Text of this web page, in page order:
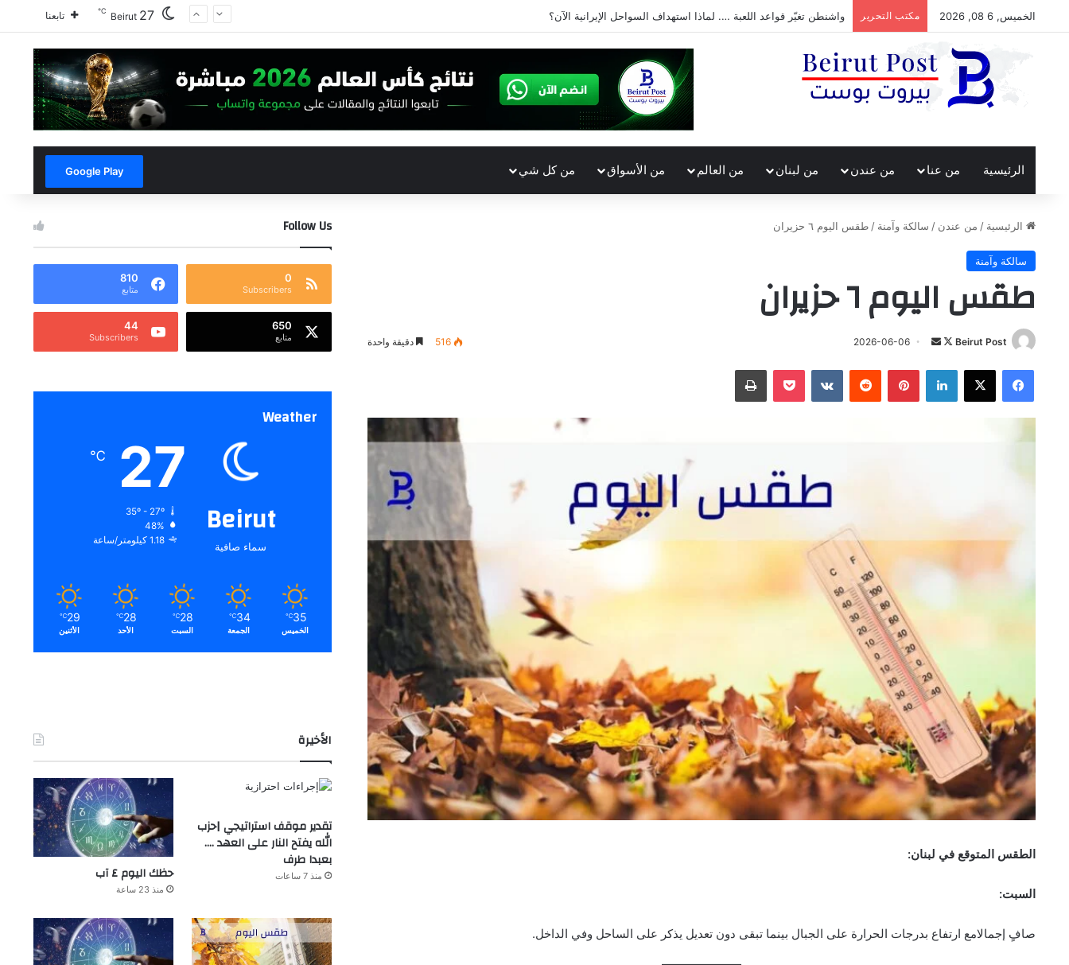
الخميس, 6 08, 2026 مكتب التحرير واشنطن تغيّر قواعد اللعبة …. لماذا استهداف السواحل الإيرانية الآن؟ Beirut 27
℃ تابعنا
الرئيسية من عنا من عندن من لبنان من العالم من الأسواق من كل شي Google Play
الرئيسية / من عندن / سالكة وآمنة / طقس اليوم ٦ حزيران
سالكة وآمنة
طقس اليوم ٦ حزيران
Beirut Post
تابع
X
أرسل
إلكترونيا
2026-06-06
516 دقيقة واحدة
فيسبوك ‫X لينكدإن بينتيريست
‏Reddit
‏VKontakte
‫Pocket طباعة
الطقس المتوقع في لبنان:
السبت:
صافٍ إجمالامع ارتفاع بدرجات الحرارة على الجبال بينما تبقى دون تعديل يذكر على الساحل وفي الداخل.
Follow Us
0
Subscribers
810
متابع
650
متابع
44
Subscribers
Weather
Beirut
سماء صافية
27
℃
35º - 27º
48%
1.18 كيلومتر/ساعة
35
℃
الخميس
34
℃
الجمعة
28
℃
السبت
28
℃
الأحد
29
℃
الأثنين
الأخيرة
تقدير موقف استراتيجي |حزب
الله يفتح النار على العهد ….
بعبدا طرف
منذ 7 ساعات حظك اليوم ٤ آب
منذ 23 ساعة